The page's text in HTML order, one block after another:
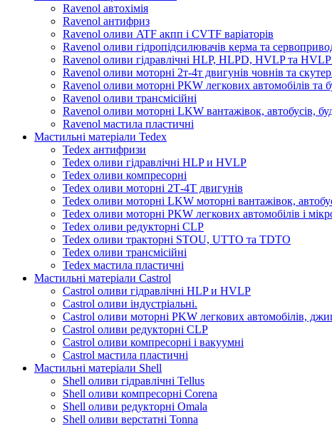
Ravenol автохімія
Ravenol антифриз
Ravenol оливи ATF акпп і CVTF варіаторів
Ravenol оливи гідропідсилювачів керма та
Ravenol оливи гідравлічні HLP, HLPD, HVLP та
Ravenol оливи моторні 2т-4т двигунів човнів та
Ravenol оливи моторні PKW легкових автомобілів та
Ravenol оливи трансмісійні
Ravenol оливи моторні LKW вантажівок, автобусів,
Ravenol мастила пластичні
Мастильні матеріали Tedex
Tedex антифризи
Tedex оливи гідравлічні HLP и HVLP
Tedex оливи компресорні
Tedex оливи моторні 2Т-4Т двигунів
Tedex оливи моторні LKW моторні вантажівок,
Tedex оливи моторні PKW легкових автомобілів і
Tedex оливи редукторні CLP
Tedex оливи тракторні STOU, UTTO та TDTO
Tedex оливи трансмісійні
Tedex мастила пластичні
Мастильні матеріали Castrol
Castrol оливи гідравлічні HLP и HVLP
Castrol оливи індустріальні.
Castrol оливи моторні PKW легкових автомобілів,
Castrol оливи редукторні CLP
Castrol оливи компресорні і вакуумні
Castrol мастила пластичні
Мастильні матеріали Shell
Shell оливи гідравлічні Tellus
Shell оливи компресорні Corena
Shell оливи редукторні Omala
Shell оливи верстатні Tonna